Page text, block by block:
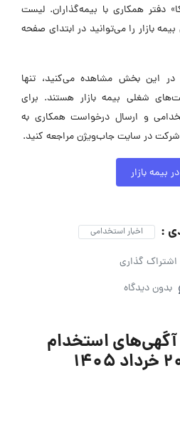
دفتر همکاری با بیمه‌گذاران. لیست
بازار را می‌توانید در ابتدای صفحه
این بخش مشاهده می‌کنید، تنها
شغلی بیمه بازار هستند. برای
و ارسال درخواست همکاری به
شرکت در سایت جاب‌ویژن مراجعه کنید.
بازار
: اخبار استخدامی
اشتراک گذاری
بدون دیدگاه
استخدام